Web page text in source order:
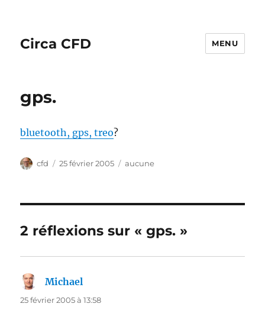
Circa CFD MENU
gps.
bluetooth, gps, treo?
Auteur
cfd
Publié
25 février 2005 Catégories
aucune
2 réflexions sur « gps. »
Michael
25 février 2005 à 13:58